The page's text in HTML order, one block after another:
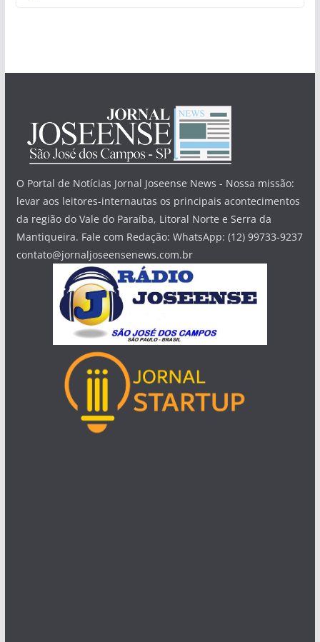
O Portal de Notícias Jornal Joseense News - Nossa missão:
levar aos leitores-internautas os principais acontecimentos
da região do Vale do Paraíba, Litoral Norte e Serra da
Mantiqueira. Fale com Redação: WhatsApp: (12) 99733-9237
contato@jornaljoseensenews.com.br